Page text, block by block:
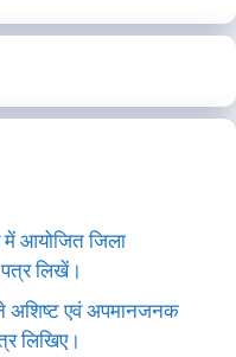
में आयोजित जिला
लिखें।
अशिष्ट एवं अपमानजनक
लिखिए।